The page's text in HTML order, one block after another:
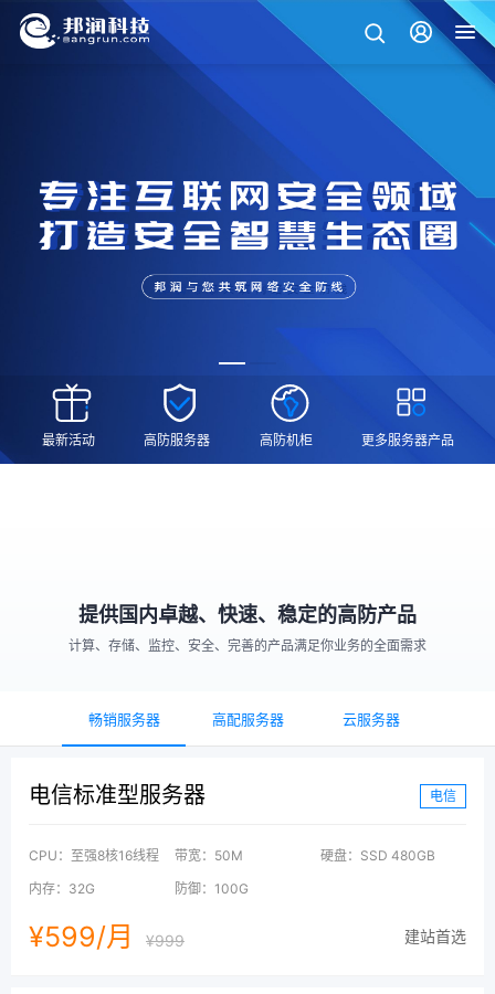
最新活动 高防服务器 高防机柜 更多服务器产品
提供国内卓越、快速、稳定的高防产品
计算、存储、监控、安全、完善的产品满足你业务的全面需求
畅销服务器 高配服务器 云服务器
电信标准型服务器 电信
CPU：至强8核16线程 带宽：50M
硬盘：SSD 480GB
内存：32G
防御：100G
¥599/月 ¥999 建站首选